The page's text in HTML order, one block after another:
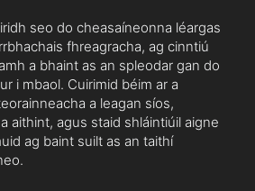
seo do cheasaíneonna léargas
fhreagracha, ag cinntiú
a bhaint as an spleodar gan do
i mbaol. Cuirimid béim ar a
a leagan síos,
aithint, agus staid shláintiúil aigne
ag baint suilt as an taithí